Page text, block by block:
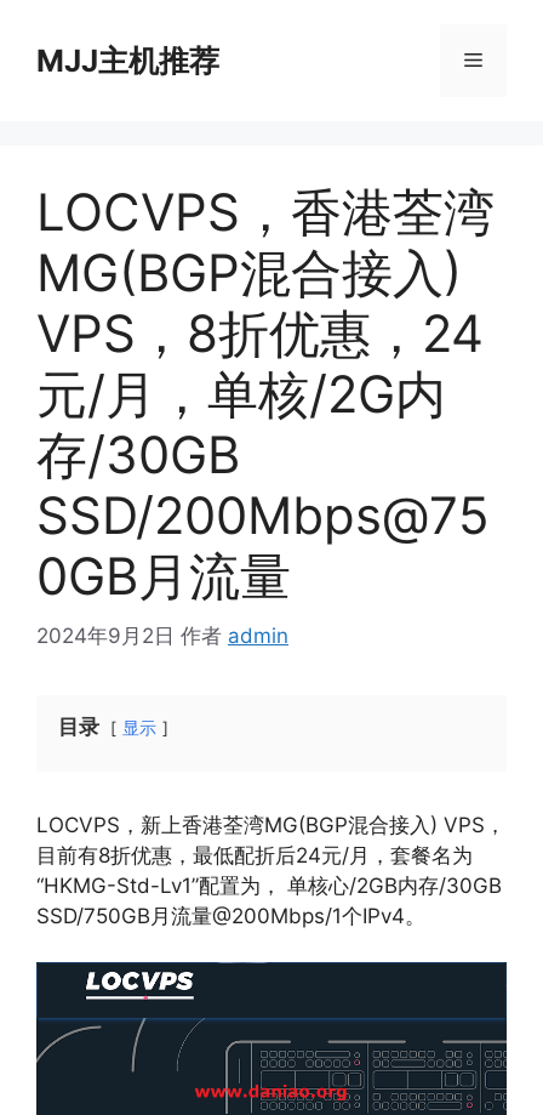
MJJ主机推荐 菜
LOCVPS，香港荃湾
MG(BGP混合接入)
VPS，8折优惠，24
元/月，单核/2G内
存/30GB
SSD/200Mbps@75
0GB月流量
2024年9月2日 作者 admin
目录 显示
LOCVPS，新上香港荃湾MG(BGP混合接入) VPS，
目前有8折优惠，最低配折后24元/月，套餐名为
“HKMG-Std-Lv1”配置为， 单核心/2GB内存/30GB
SSD/750GB月流量@200Mbps/1个IPv4。